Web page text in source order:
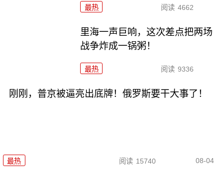
最热 阅读 4662
里海一声巨响，这次差点把两场
战争炸成一锅粥！
最热 阅读 9336
刚刚，普京被逼亮出底牌！俄罗斯要干大事了！
最热 阅读 15740 08-04